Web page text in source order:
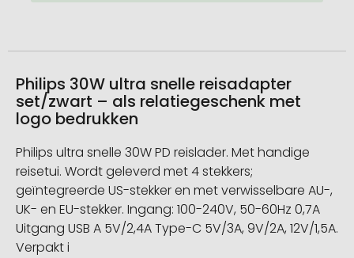
Philips 30W ultra snelle reisadapter
set/zwart – als relatiegeschenk met
logo bedrukken
Philips ultra snelle 30W PD reislader. Met handige
reisetui. Wordt geleverd met 4 stekkers;
geïntegreerde US-stekker en met verwisselbare AU-,
UK- en EU-stekker. Ingang: 100-240V, 50-60Hz 0,7A
Uitgang USB A 5V/2,4A Type-C 5V/3A, 9V/2A, 12V/1,5A.
Verpakt i